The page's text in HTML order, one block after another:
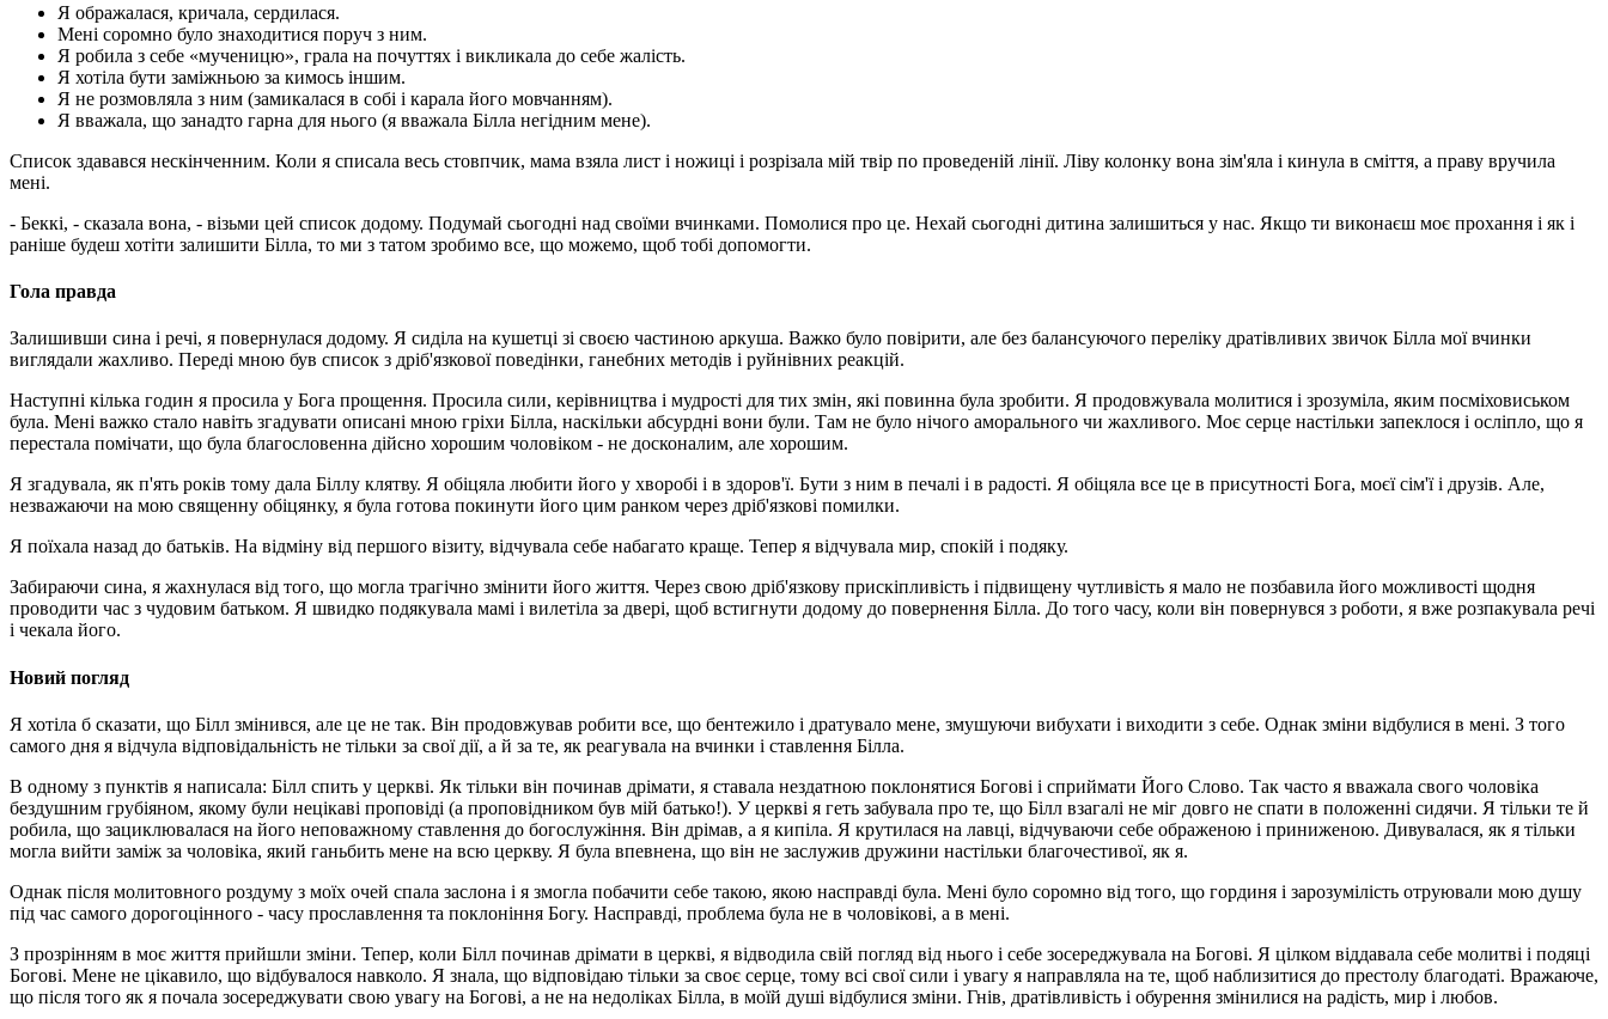
Я ображалася, кричала, сердилася.
Мені соромно було знаходитися поруч з ним.
Я робила з себе «мученицю», грала на почуттях і викликала до себе жалість.
Я хотіла бути заміжньою за кимось іншим.
Я не розмовляла з ним (замикалася в собі і карала його мовчанням).
Я вважала, що занадто гарна для нього (я вважала Білла негідним мене).
Список здавався нескінченним. Коли я списала весь стовпчик, мама взяла лист і ножиці і розрізала мій твір по проведеній лінії. Ліву колонку вона зім'яла і кинула в сміття, а праву вручила
мені.
- Беккі, - сказала вона, - візьми цей список додому. Подумай сьогодні над своїми вчинками. Помолися про це. Нехай сьогодні дитина залишиться у нас. Якщо ти виконаєш моє прохання і як і
раніше будеш хотіти залишити Білла, то ми з татом зробимо все, що можемо, щоб тобі допомогти.
Гола правда
Залишивши сина і речі, я повернулася додому. Я сиділа на кушетці зі своєю частиною аркуша. Важко було повірити, але без балансуючого переліку дратівливих звичок Білла мої вчинки
виглядали жахливо. Переді мною був список з дріб'язкової поведінки, ганебних методів і руйнівних реакцій.
Наступні кілька годин я просила у Бога прощення. Просила сили, керівництва і мудрості для тих змін, які повинна була зробити. Я продовжувала молитися і зрозуміла, яким посміховиськом
була. Мені важко стало навіть згадувати описані мною гріхи Білла, наскільки абсурдні вони були. Там не було нічого аморального чи жахливого. Моє серце настільки запеклося і осліпло, що я
перестала помічати, що була благословенна дійсно хорошим чоловіком - не досконалим, але хорошим.
Я згадувала, як п'ять років тому дала Біллу клятву. Я обіцяла любити його у хворобі і в здоров'ї. Бути з ним в печалі і в радості. Я обіцяла все це в присутності Бога, моєї сім'ї і друзів. Але,
незважаючи на мою священну обіцянку, я була готова покинути його цим ранком через дріб'язкові помилки.
Я поїхала назад до батьків. На відміну від першого візиту, відчувала себе набагато краще. Тепер я відчувала мир, спокій і подяку.
Забираючи сина, я жахнулася від того, що могла трагічно змінити його життя. Через свою дріб'язкову прискіпливість і підвищену чутливість я мало не позбавила його можливості щодня
проводити час з чудовим батьком. Я швидко подякувала мамі і вилетіла за двері, щоб встигнути додому до повернення Білла. До того часу, коли він повернувся з роботи, я вже розпакувала речі
і чекала його.
Новий погляд
Я хотіла б сказати, що Білл змінився, але це не так. Він продовжував робити все, що бентежило і дратувало мене, змушуючи вибухати і виходити з себе. Однак зміни відбулися в мені. З того
самого дня я відчула відповідальність не тільки за свої дії, а й за те, як реагувала на вчинки і ставлення Білла.
В одному з пунктів я написала: Білл спить у церкві. Як тільки він починав дрімати, я ставала нездатною поклонятися Богові і сприймати Його Слово. Так часто я вважала свого чоловіка
бездушним грубіяном, якому були нецікаві проповіді (а проповідником був мій батько!). У церкві я геть забувала про те, що Білл взагалі не міг довго не спати в положенні сидячи. Я тільки те й
робила, що зациклювалася на його неповажному ставлення до богослужіння. Він дрімав, а я кипіла. Я крутилася на лавці, відчуваючи себе ображеною і приниженою. Дивувалася, як я тільки
могла вийти заміж за чоловіка, який ганьбить мене на всю церкву. Я була впевнена, що він не заслужив дружини настільки благочестивої, як я.
Однак після молитовного роздуму з моїх очей спала заслона і я змогла побачити себе такою, якою насправді була. Мені було соромно від того, що гординя і зарозумілість отруювали мою душу
під час самого дорогоцінного - часу прославлення та поклоніння Богу. Насправді, проблема була не в чоловікові, а в мені.
З прозрінням в моє життя прийшли зміни. Тепер, коли Білл починав дрімати в церкві, я відводила свій погляд від нього і себе зосереджувала на Богові. Я цілком віддавала себе молитві і подяці
Богові. Мене не цікавило, що відбувалося навколо. Я знала, що відповідаю тільки за своє серце, тому всі свої сили і увагу я направляла на те, щоб наблизитися до престолу благодаті. Вражаюче,
що після того як я почала зосереджувати свою увагу на Богові, а не на недоліках Білла, в моїй душі відбулися зміни. Гнів, дратівливість і обурення змінилися на радість, мир і любов.